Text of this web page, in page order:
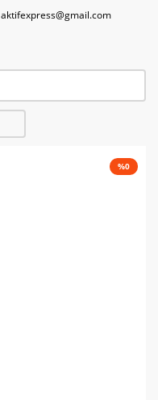
aktifexpress@gmail.com
%0